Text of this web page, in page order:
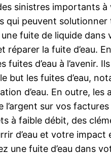
sinistres
peuvent
fuite de liquide
la fuite d’eau.
d’eau à l’avenir.
but les fuites d’eau,
d’eau. En outre,
sur vos
à faible débit, des
d’eau et votre
une fuite d’eau dans